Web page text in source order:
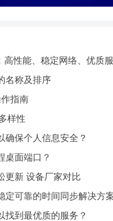
高性能、稳定网络、优质
名称及排序
指南
样性
确保个人信息安全？
桌面端口？
更新 设备厂家对比
定可靠的时间同步解决方
找到最优质的服务？